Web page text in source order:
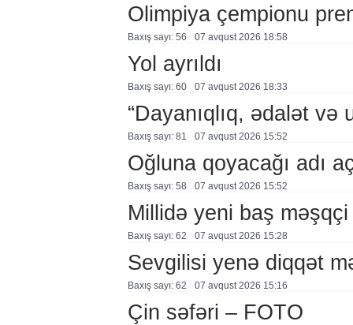
Olimpiya çempionu
Baxış sayı: 56 07 avqust 2026 18:58
Yol ayrıldı
Baxış sayı: 60 07 avqust 2026 18:33
“Dayanıqlıq, ədalət
Baxış sayı: 81 07 avqust 2026 15:52
Oğluna qoyacağı adı
Baxış sayı: 58 07 avqust 2026 15:52
Millidə yeni baş məşqçi
Baxış sayı: 62 07 avqust 2026 15:28
Sevgilisi yenə diqqət
Baxış sayı: 62 07 avqust 2026 15:16
Çin səfəri – FOTO